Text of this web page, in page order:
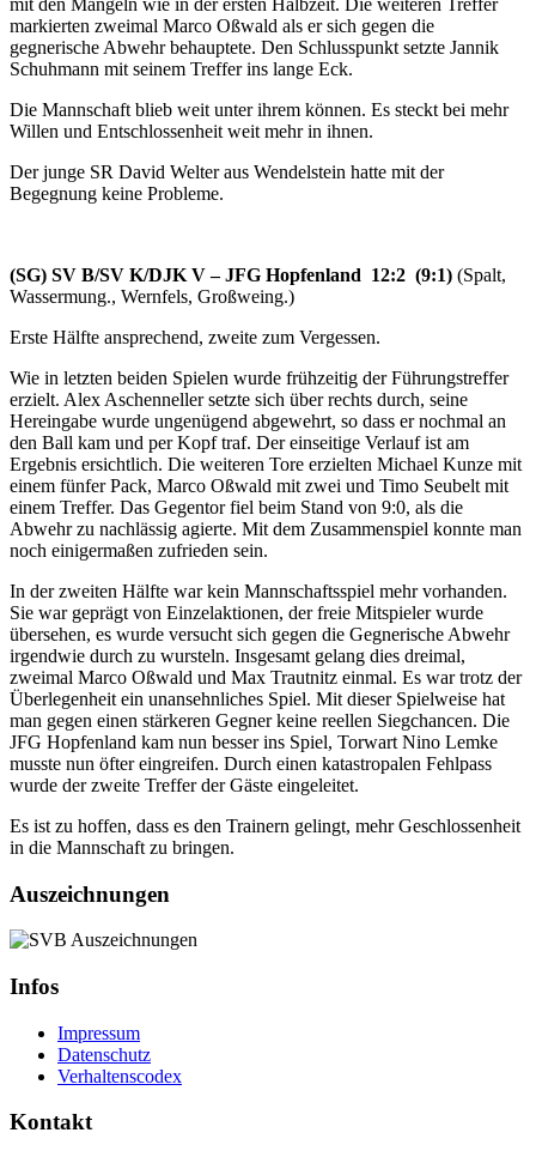
markierten zweimal Marco Oßwald als er sich gegen die
gegnerische Abwehr behauptete. Den Schlusspunkt setzte Jannik
Schuhmann mit seinem Treffer ins lange Eck.
Die Mannschaft blieb weit unter ihrem können. Es steckt bei mehr
Willen und Entschlossenheit weit mehr in ihnen.
Der junge SR David Welter aus Wendelstein hatte mit der
Begegnung keine Probleme.
(SG) SV B/SV K/DJK V – JFG Hopfenland 12:2 (9:1) (Spalt,
Wassermung., Wernfels, Großweing.)
Erste Hälfte ansprechend, zweite zum Vergessen.
Wie in letzten beiden Spielen wurde frühzeitig der Führungstreffer
erzielt. Alex Aschenneller setzte sich über rechts durch, seine
Hereingabe wurde ungenügend abgewehrt, so dass er nochmal an
den Ball kam und per Kopf traf. Der einseitige Verlauf ist am
Ergebnis ersichtlich. Die weiteren Tore erzielten Michael Kunze mit
einem fünfer Pack, Marco Oßwald mit zwei und Timo Seubelt mit
einem Treffer. Das Gegentor fiel beim Stand von 9:0, als die
Abwehr zu nachlässig agierte. Mit dem Zusammenspiel konnte man
noch einigermaßen zufrieden sein.
In der zweiten Hälfte war kein Mannschaftsspiel mehr vorhanden.
Sie war geprägt von Einzelaktionen, der freie Mitspieler wurde
übersehen, es wurde versucht sich gegen die Gegnerische Abwehr
irgendwie durch zu wursteln. Insgesamt gelang dies dreimal,
zweimal Marco Oßwald und Max Trautnitz einmal. Es war trotz der
Überlegenheit ein unansehnliches Spiel. Mit dieser Spielweise hat
man gegen einen stärkeren Gegner keine reellen Siegchancen. Die
JFG Hopfenland kam nun besser ins Spiel, Torwart Nino Lemke
musste nun öfter eingreifen. Durch einen katastropalen Fehlpass
wurde der zweite Treffer der Gäste eingeleitet.
Es ist zu hoffen, dass es den Trainern gelingt, mehr Geschlossenheit
in die Mannschaft zu bringen.
Auszeichnungen
Infos
Impressum
Datenschutz
Verhaltenscodex
Kontakt